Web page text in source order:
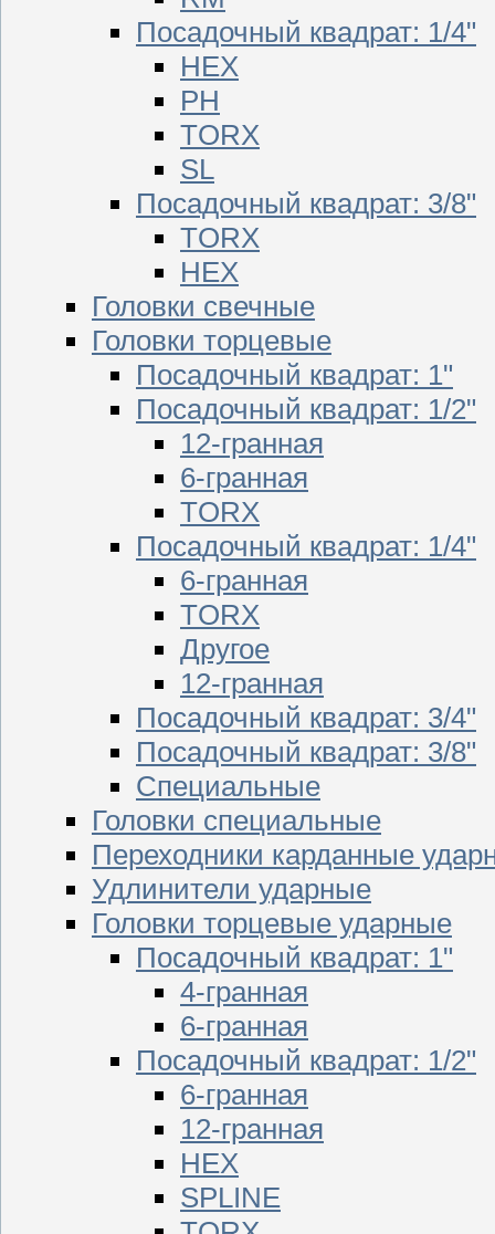
Посадочный квадрат: 1/4"
HEX
PH
TORX
SL
Посадочный квадрат: 3/8"
TORX
HEX
Головки свечные
Головки торцевые
Посадочный квадрат: 1"
Посадочный квадрат: 1/2"
12-гранная
6-гранная
TORX
Посадочный квадрат: 1/4"
6-гранная
TORX
Другое
12-гранная
Посадочный квадрат: 3/4"
Посадочный квадрат: 3/8"
Специальные
Головки специальные
Переходники карданные
Удлинители ударные
Головки торцевые ударные
Посадочный квадрат: 1"
4-гранная
6-гранная
Посадочный квадрат: 1/2"
6-гранная
12-гранная
HEX
SPLINE